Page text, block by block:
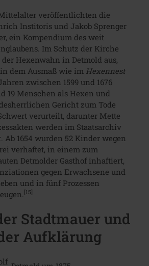
veröffentlichten die
Institoris und Jakob Sprenger
ein Kompendium des weit
Im Schutz der Kirche
Hexenwahn in Detmold aus,
dem Ausmaß wie im Hexennest
zwischen 1599 und 1676
19 Menschen als Hexen und
Gericht zum Tode
verurteilt, darunter Mette
werden im Staatsarchiv
Ab 1654 wurden 52 Kinder wegen
verhaftet, in einem zum
Detmolder Gasthof inhaftiert,
gegen Erwachsene und
und in fünf Prozessen
[15]
Stadtmauer und
Aufklärung